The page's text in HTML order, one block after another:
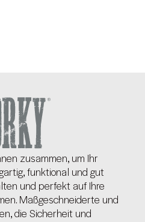
zusammen, um Ihr
funktional und gut
und perfekt auf Ihre
Maßgeschneiderte und
die Sicherheit und